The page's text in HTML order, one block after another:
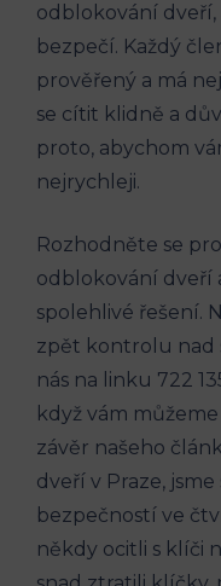
odblokování dveří,
bezpečí. Každý
prověřený a má
se cítit klidně a
proto, abychom
nejrychleji.
Rozhodněte se
odblokování dveří
spolehlivé řešení.
zpět kontrolu nad
nás na ‍linku 722
když vám
závěr našeho
dveří ​v Praze,
bezpečností ve
někdy ocitli ‌s klíči